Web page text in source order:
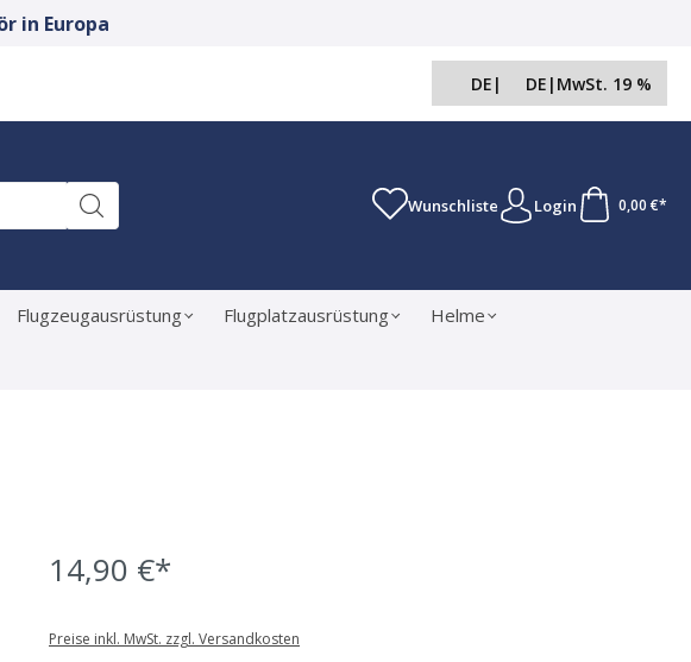
in Europa
DE | DE | MwSt. 19 %
Wunschliste Login 0,00 €*
Flugzeugausrüstung Flugplatzausrüstung Helme
14,90 €*
Preise inkl. MwSt. zzgl. Versandkosten